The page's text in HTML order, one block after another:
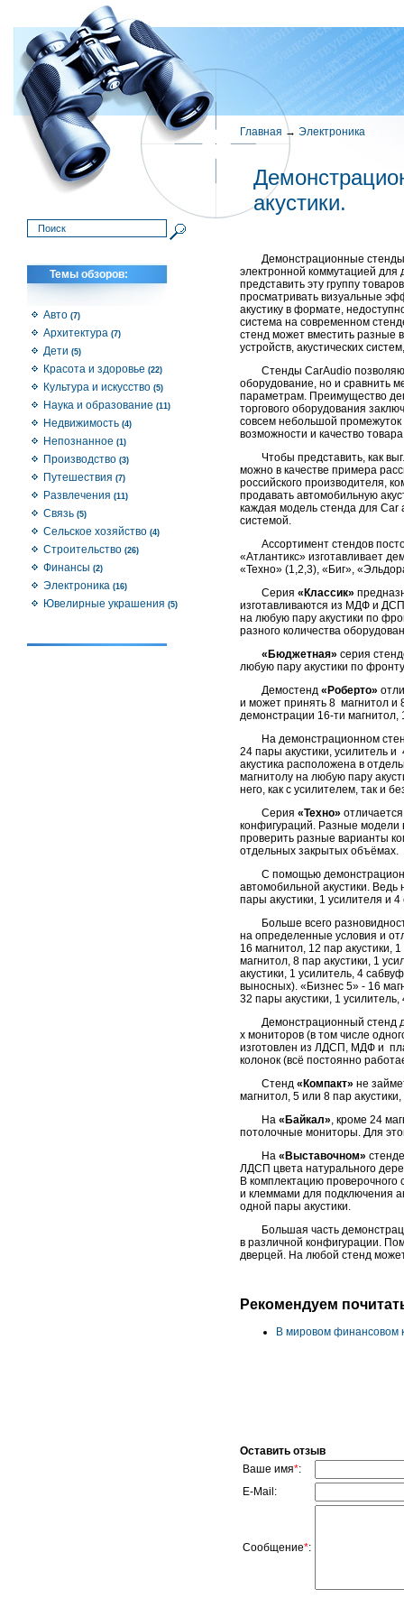
Темы обзоров:
Авто (7)
Архитектура (7)
Дети (5)
Красота и здоровье (22)
Культура и искусство (5)
Наука и образование (11)
Недвижимость (4)
Непознанное (1)
Производство (3)
Путешествия (7)
Развлечения (11)
Связь (5)
Сельское хозяйство (4)
Строительство (26)
Финансы (2)
Электроника (16)
Ювелирные украшения (5)
Главная → Электроника
акустики.
Демонстрационные
электронной коммутацией для
представить эту группу
просматривать визуальные
акустику в формате,
система на современном
стенд может вместить разные
устройств, акустических
Стенды CarAudio
оборудование, но и сравнить
параметрам. Преимущество
торгового оборудования
совсем небольшой
возможности и качество
Чтобы представить, как
можно в качестве примера
российского производителя,
продавать автомобильную
каждая модель стенда для Car
системой.
Ассортимент стендов
«Атлантикс» изготавливает
«Техно» (1,2,3), «Биг»,
Серия «Классик»
изготавливаются из МДФ и
на любую пару акустики по
разного количества
«Бюджетная» серия
любую пару акустики по
Демостенд «Роберто»
и может принять 8 магнитол и
демонстрации 16-ти магнитол,
На демонстрационном
24 пары акустики, усилитель
акустика расположена в
магнитолу на любую пару
него, как с усилителем, так и
Серия «Техно»
конфигураций. Разные модели
проверить разные варианты
отдельных закрытых объёмах.
С помощью
автомобильной акустики.
пары акустики, 1 усилителя и
Больше всего
на определенные условия и
16 магнитол, 12 пар акустики,
магнитол, 8 пар акустики, 1
акустики, 1 усилитель, 4
выносных). «Бизнес 5» - 16
32 пары акустики, 1
Демонстрационный стенд
х мониторов (в том числе
изготовлен из ЛДСП, МДФ и
колонок (всё постоянно
Стенд «Компакт» не
магнитол, 5 или 8 пар
На «Байкал», кроме 24
потолочные мониторы. Для
На «Выставочном»
ЛДСП цвета натурального
В комплектацию проверочного
и клеммами для подключения
одной пары акустики.
Большая часть
в различной конфигурации.
дверцей. На любой стенд
Рекомендуем
В мировом финансовом
Оставить отзыв
Ваше имя*:
E-Mail:
Сообщение*: